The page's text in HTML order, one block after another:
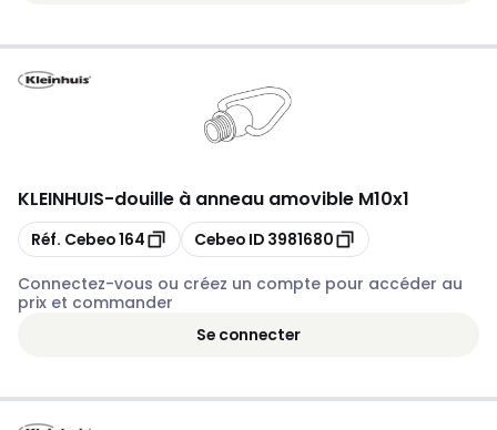
KLEINHUIS-douille à anneau amovible M10x1
Copier
Réf. Cebeo164 Copier
Cebeo ID 3981680
Connectez-vous ou créez un compte pour accéder au
prix et commander
Se connecter